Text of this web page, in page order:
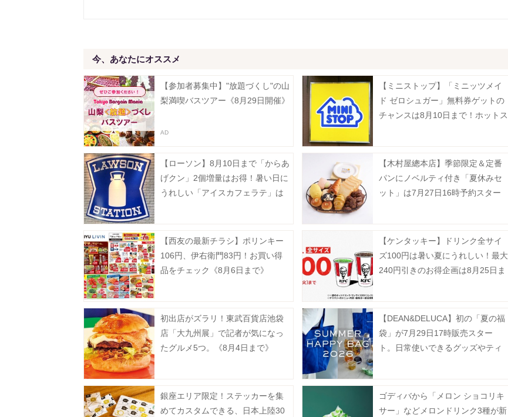
今、あなたにオススメ
【参加者募集中】"放題づくし"の山
梨満喫バスツアー《8月29日開催》
【ミニストップ】「ミニッツメイ
ド ゼロシュガー」無料券ゲットの
チャンスは8月10日まで！ホットス
【ローソン】8月10日まで「からあ
げクン」2個増量はお得！暑い日に
うれしい「アイスカフェラテ」は
【木村屋總本店】季節限定＆定番
パンにノベルティ付き「夏休みセ
ット」は7月27日16時予約スター
【西友の最新チラシ】ポリンキー
106円、伊右衛門83円！お買い得
品をチェック《8月6日まで》
【ケンタッキー】ドリンク全サイ
ズ100円は暑い夏にうれしい！最大
240円引きのお得企画は8月25日ま
初出店がズラリ！東武百貨店池袋
店「大九州展」で記者が気になっ
たグルメ5つ。《8月4日まで》
【DEAN&DELUCA】初の「夏の福
袋」が7月29日17時販売スター
ト。日常使いできるグッズやティ
銀座エリア限定！ステッカーを集
めてカスタムできる、日本上陸30
ゴディバから「メロン ショコリキ
サー」などメロンドリンク3種が新